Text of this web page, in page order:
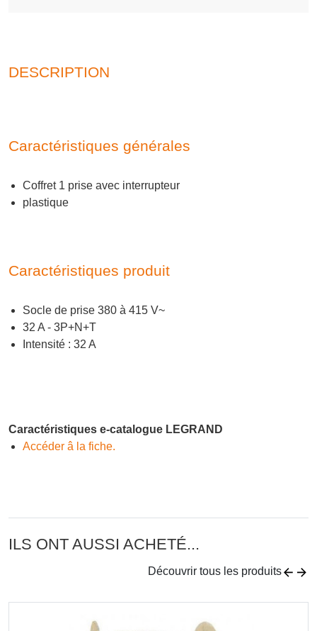
DESCRIPTION
Caractéristiques générales
Coffret 1 prise avec interrupteur
plastique
Caractéristiques produit
Socle de prise 380 à 415 V~
32 A - 3P+N+T
Intensité : 32 A
Caractéristiques e-catalogue LEGRAND
Accéder â la fiche.
ILS ONT AUSSI ACHETÉ...
Découvrir tous les produits